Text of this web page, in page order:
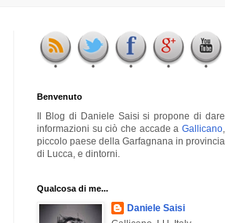
Benvenuto
Il Blog di Daniele Saisi si propone di dare
informazioni su ciò che accade a Gallicano
piccolo paese della Garfagnana in provincia
di Lucca, e dintorni.
Qualcosa di me...
Daniele Saisi